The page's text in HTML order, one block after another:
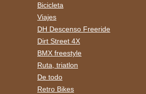
Bicicleta
Viajes
DH Descenso Freeride
Dirt Street 4X
BMX freestyle
Ruta, triatlon
De todo
Retro Bikes